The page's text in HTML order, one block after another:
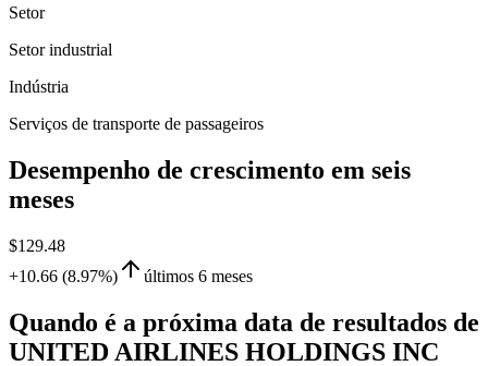
Setor
Setor industrial
Indústria
Serviços de transporte de passageiros
Desempenho de crescimento em seis
meses
$129.48
+10.66 (8.97%)
últimos 6 meses
Quando é a próxima data de resultados de
UNITED AIRLINES HOLDINGS INC